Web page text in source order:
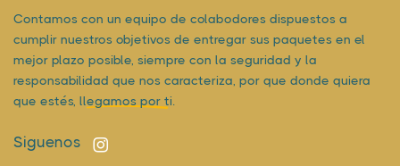
Contamos con un equipo de colabodores dispuestos a
cumplir nuestros objetivos de entregar sus paquetes en el
mejor plazo posible, siempre con la seguridad y la
responsabilidad que nos caracteriza, por que donde quiera
que estés, llegamos por ti.
Siguenos